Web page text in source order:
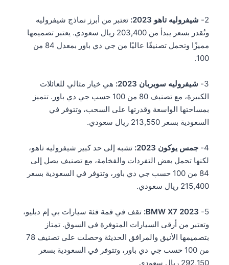
2- شيفروليه تاهو 2023:
تعتبر من أبرز نماذج شيفروليه
وتُقدر بسعر يبدأ من 203,400 ريال سعودي. يعتبر تصميمها
مميزًا وتحمل تصنيفًا عاليًا من جي دي باور بمعدل 84 من
100.
3- شيفروليه سوبربان 2023:
هي خيار مثالي للعائلات
الكبيرة، مع تصنيف 80 من 100 حسب جي دي باور. تتميز
بمساحتها الواسعة وقدرتها على السحب، وتتوفر في
السعودية بسعر 213,550 ريال سعودي.
4- جمس يوكون 2023:
تشبه إلى حد كبير شيفروليه تاهو،
لكنها تحمل بعض التفردات والفخامة، مع تصنيف يصل إلى
84 من 100 حسب جي دي باور، وتتوفر في السعودية بسعر
215,400 ريال سعودي.
5-
BMW X7 2023: تقف في قمة فئة سيارات بي إم دبليو،
وتعتبر من أرقى السيارات المتوفرة في السوق. تمتاز
بتصميمها الأنيق والمرافق الحديثة وحصلت على تصنيف 78
من 100 حسب جي دي باور، وتتوفر في السعودية بسعر
292,150 ريال سعودي